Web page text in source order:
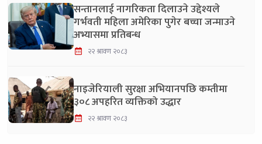
सन्तानलाई नागरिकता दिलाउने उद्देश्यले
गर्भवती महिला अमेरिका पुगेर बच्चा जन्माउने
अभ्यासमा प्रतिबन्ध
२२ श्रावण २०८३
नाइजेरियाली सुरक्षा अभियानपछि कम्तीमा
३०८ अपहरित व्यक्तिको उद्धार
२२ श्रावण २०८३